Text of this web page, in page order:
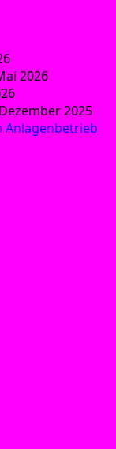
2026
2025
Anlagenbetrieb